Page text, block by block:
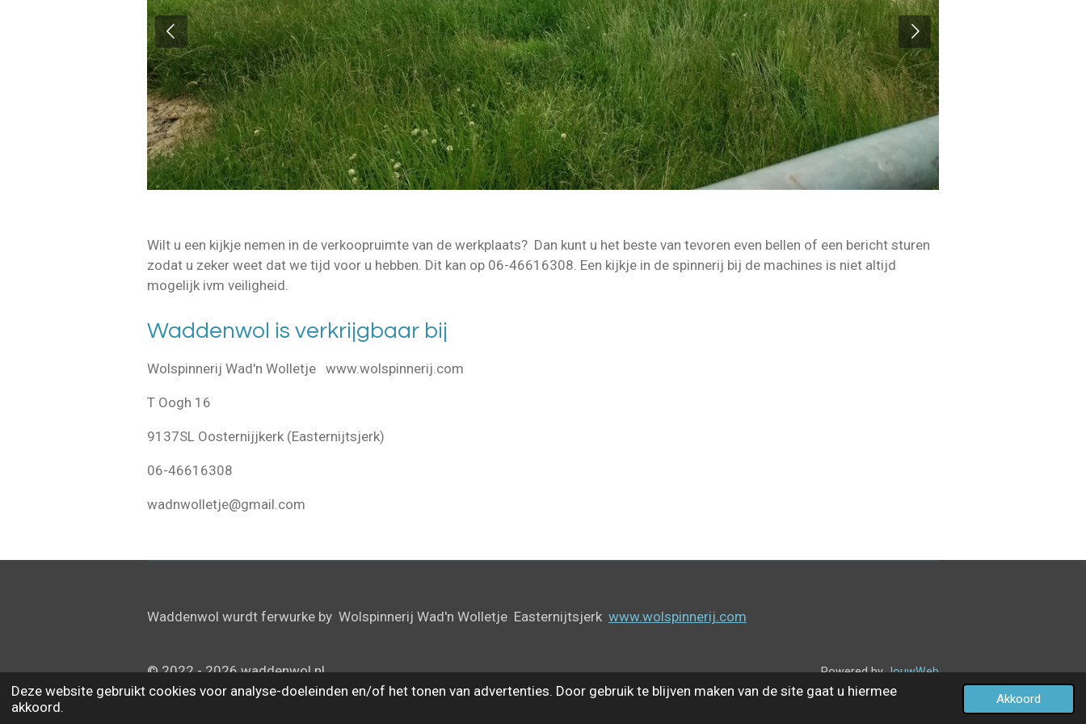
Deze website gebruikt cookies voor analyse-doeleinden en/of het tonen van advertenties. Door gebruik te blijven maken van de site gaat u hiermee
akkoord.
Akkoord
Wilt u een kijkje nemen in de verkoopruimte van de werkplaats? Dan kunt u het beste van tevoren even bellen of een bericht sturen
zodat u zeker weet dat we tijd voor u hebben. Dit kan op 06-46616308. Een kijkje in de spinnerij bij de machines is niet altijd
mogelijk ivm veiligheid.
Waddenwol is verkrijgbaar bij
Wolspinnerij Wad'n Wolletje www.wolspinnerij.com
T Oogh 16
9137SL Oosternijjkerk (Easternijtsjerk)
06-46616308
wadnwolletje@gmail.com
Waddenwol wurdt ferwurke by Wolspinnerij Wad'n Wolletje Easternijtsjerk www.wolspinnerij.com
© 2022 - 2026 waddenwol.nl Powered byJouwWeb